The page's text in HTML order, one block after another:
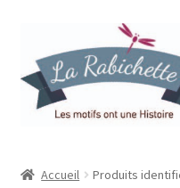
la
navigation
contenu
Accueil Produits